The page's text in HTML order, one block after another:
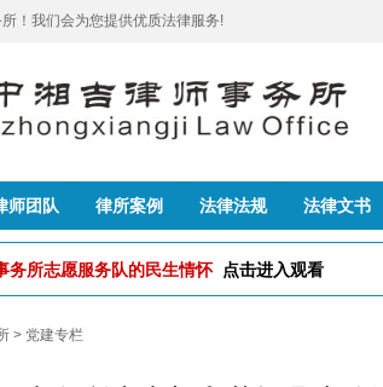
！我们会为您提供优质法律服务!
师团队 律所案例 法律法规 法律文书
务所志愿服务队的民生情怀 点击进入观看
> 党建专栏